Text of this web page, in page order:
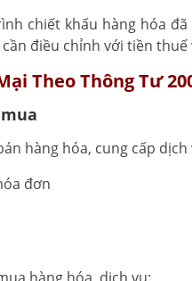
chiết khấu hàng hóa
điều chỉnh với tiền
Theo Thông Tư
hàng hóa, cung cấp dịch
đơn